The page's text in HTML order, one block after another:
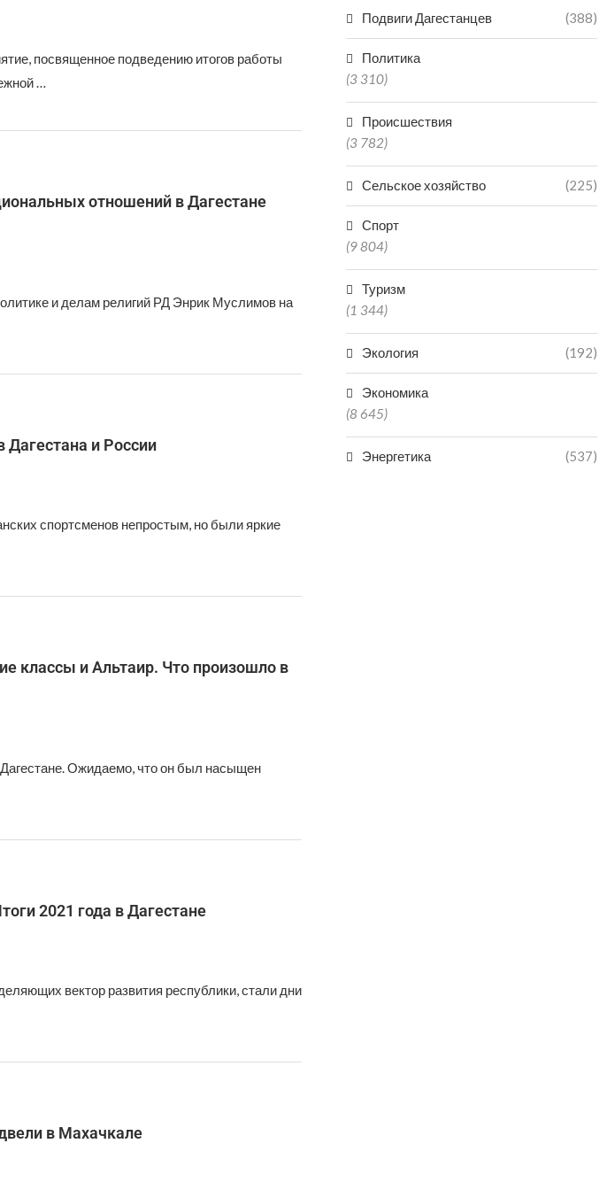
посвященное подведению итогов работы
…
отношений в Дагестане
и делам религий РД Энрик Муслимов на
и России
спортсменов непростым, но были яркие
классы и Альтаир. Что произошло в
Ожидаемо, что он был насыщен
2021 года в Дагестане
вектор развития республики, стали дни
в Махачкале
Подвиги Дагестанцев (388)
Политика
(3 310)
Происшествия
(3 782)
Сельское хозяйство (225)
Спорт
(9 804)
Туризм
(1 344)
Экология (192)
Экономика
(8 645)
Энергетика (537)